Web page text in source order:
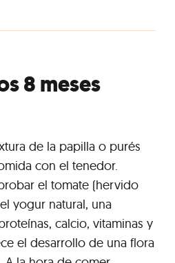
8 meses
de la papilla o purés
con el tenedor.
el tomate (hervido
yogur natural, una
calcio, vitaminas y
el desarrollo de una flora